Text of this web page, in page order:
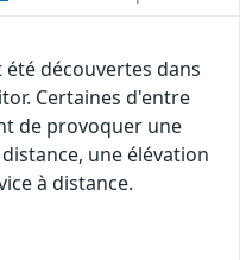
découvertes dans
Certaines d'entre
de provoquer une
une élévation
à distance.